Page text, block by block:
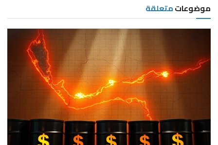
موضوعاتمتعلقة